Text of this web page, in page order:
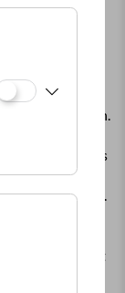
kann die
entrichtet
m breit sein.
der Breiten-
größer als
werden.
ist an
entleert